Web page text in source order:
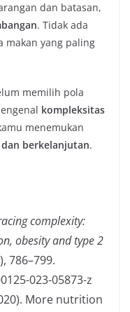
dan batasan,
. Tidak ada
makan yang paling
memilih pola
kompleksitas
menemukan
berkelanjutan.
complexity:
obesity and type 2
786–799.
023-05873-z
More nutrition